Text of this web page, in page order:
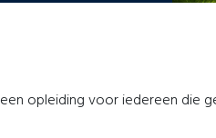
opleiding voor iedereen die